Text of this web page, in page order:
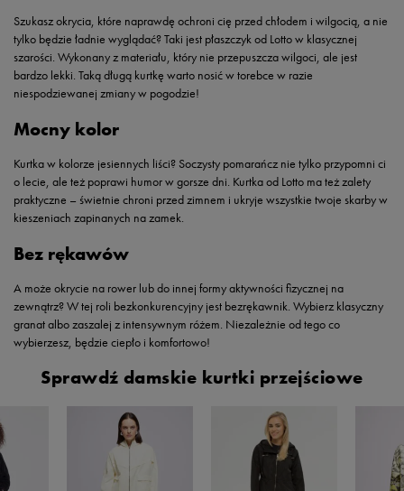
Szukasz okrycia, które naprawdę ochroni cię przed chłodem i wilgocią, a nie
tylko będzie ładnie wyglądać? Taki jest płaszczyk od Lotto w klasycznej
szarości. Wykonany z materiału, który nie przepuszcza wilgoci, ale jest
bardzo lekki. Taką długą kurtkę warto nosić w torebce w razie
niespodziewanej zmiany w pogodzie!
Mocny kolor
Kurtka w kolorze jesiennych liści? Soczysty pomarańcz nie tylko przypomni ci
o lecie, ale też poprawi humor w gorsze dni. Kurtka od Lotto ma też zalety
praktyczne – świetnie chroni przed zimnem i ukryje wszystkie twoje skarby w
kieszeniach zapinanych na zamek.
Bez rękawów
A może okrycie na rower lub do innej formy aktywności fizycznej na
zewnątrz? W tej roli bezkonkurencyjny jest bezrękawnik. Wybierz klasyczny
granat albo zaszalej z intensywnym różem. Niezależnie od tego co
wybierzesz, będzie ciepło i komfortowo!
Sprawdź damskie kurtki przejściowe